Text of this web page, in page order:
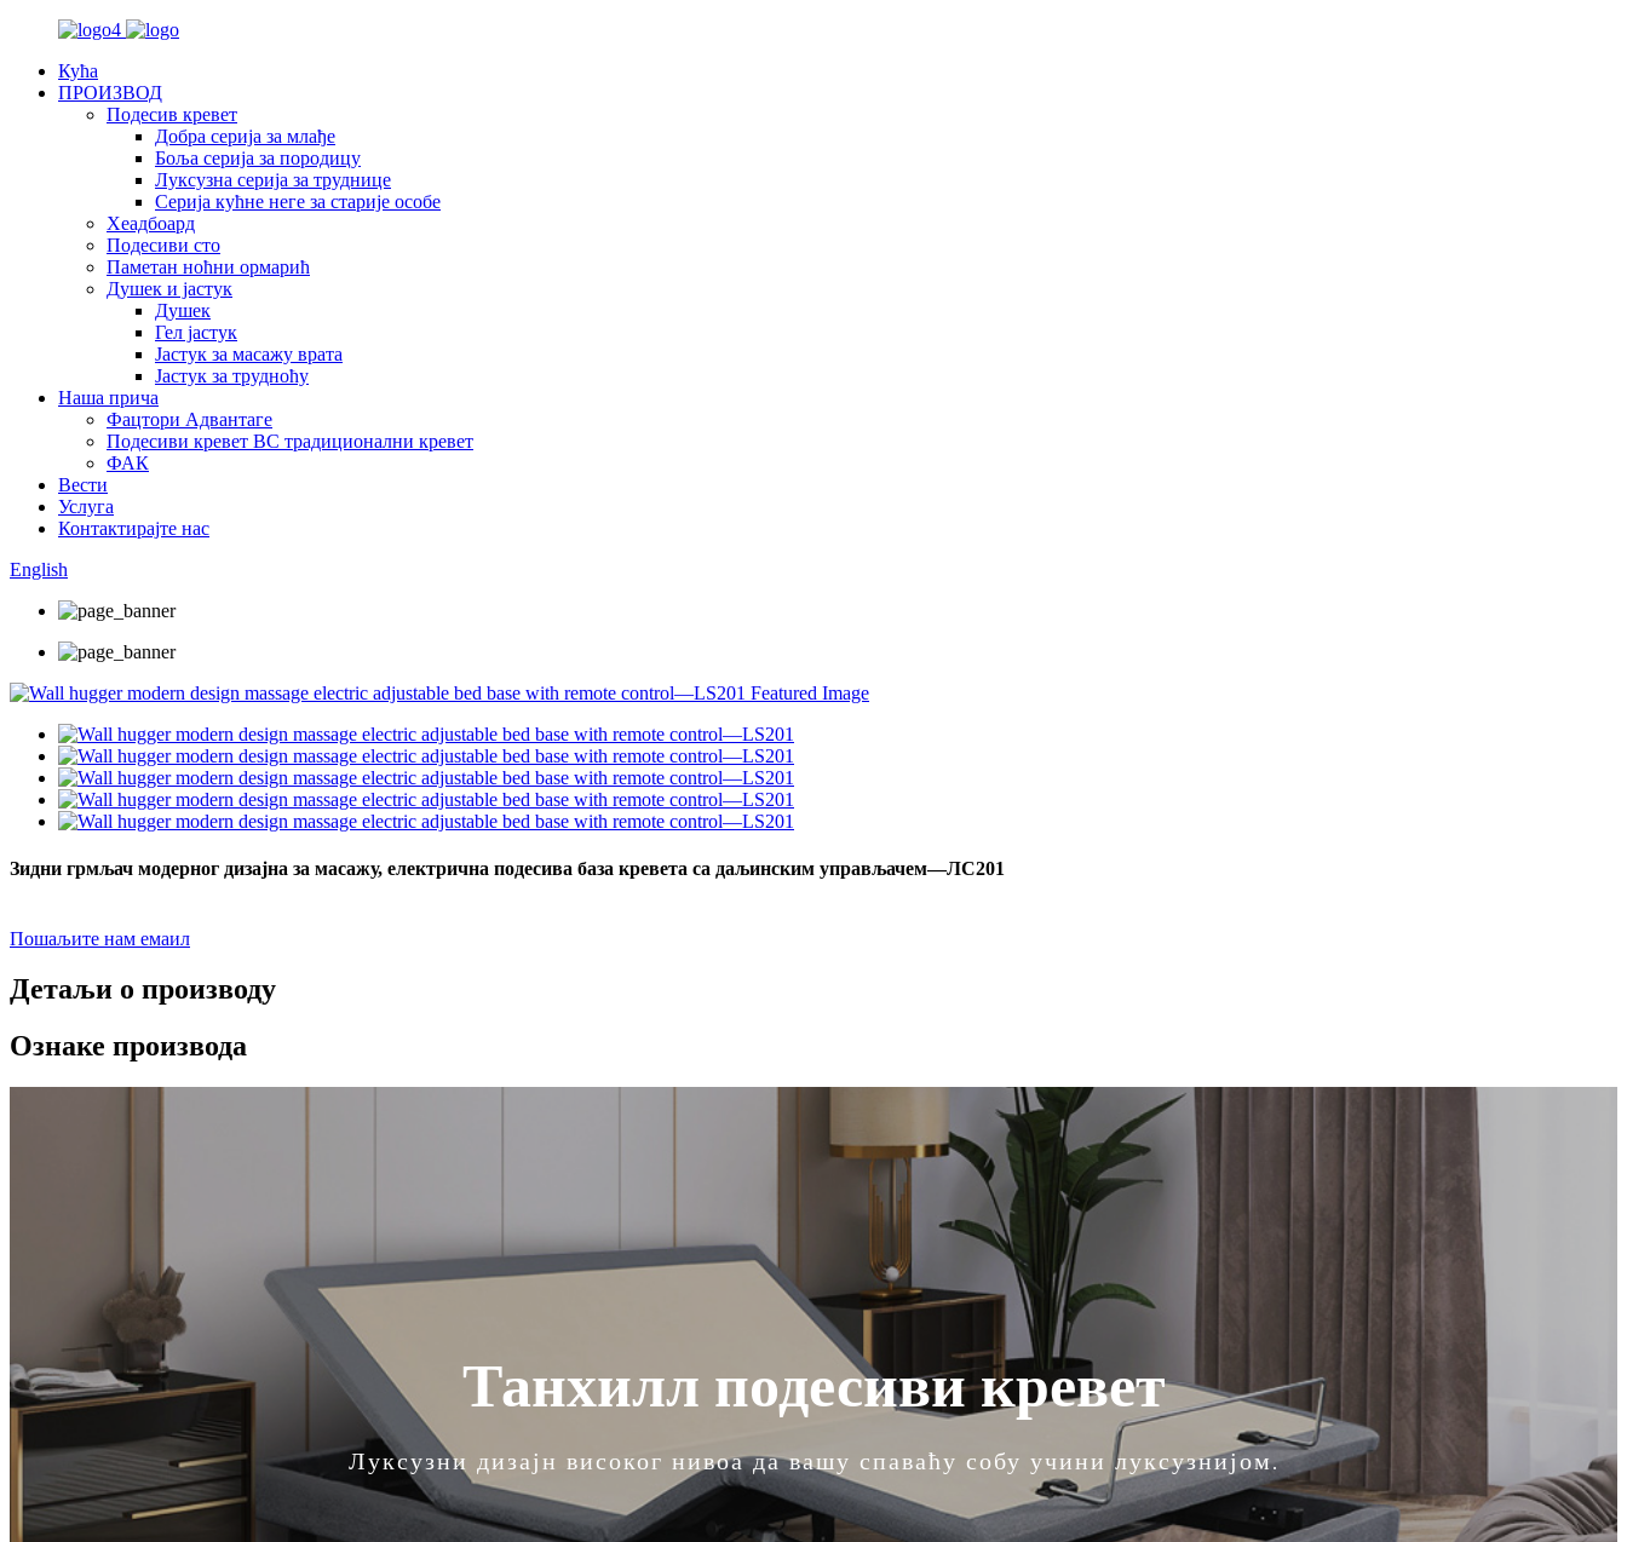
Кућа
ПРОИЗВОД
Подесив кревет
Добра серија за млађе
Боља серија за породицу
Луксузна серија за труднице
Серија кућне неге за старије особе
Хеадбоард
Подесиви сто
Паметан ноћни ормарић
Душек и јастук
Душек
Гел јастук
Јастук за масажу врата
Јастук за трудноћу
Наша прича
Фацтори Адвантаге
Подесиви кревет ВС традиционални кревет
ФАК
Вести
Услуга
Контактирајте нас
English
Зидни грмљач модерног дизајна за масажу, електрична подесива база кревета са даљинским управљачем—ЛС201
Пошаљите нам емаил
Детаљи о производу
Ознаке производа
Танхилл подесиви кревет
Луксузни дизајн високог нивоа да вашу спаваћу собу учини луксузнијом.